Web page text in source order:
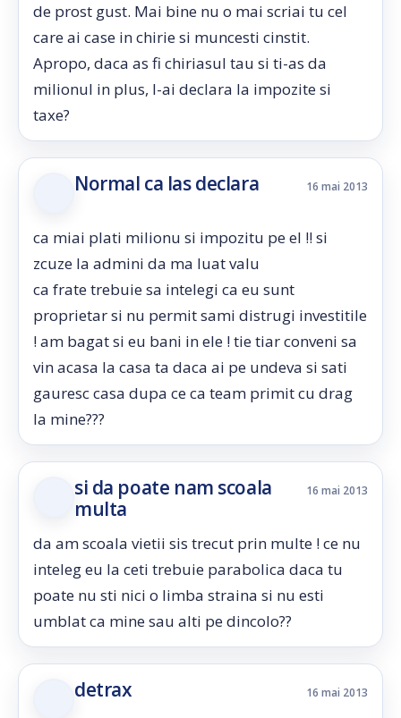
de prost gust. Mai bine nu o mai scriai tu cel
care ai case in chirie si muncesti cinstit.
Apropo, daca as fi chiriasul tau si ti-as da
milionul in plus, l-ai declara la impozite si
taxe?
Normal ca las declara 16 mai 2013
ca miai plati milionu si impozitu pe el !! si
zcuze la admini da ma luat valu
ca frate trebuie sa intelegi ca eu sunt
proprietar si nu permit sami distrugi investitile
! am bagat si eu bani in ele ! tie tiar conveni sa
vin acasa la casa ta daca ai pe undeva si sati
gauresc casa dupa ce ca team primit cu drag
la mine???
si da poate nam scoala
multa
16 mai 2013
da am scoala vietii sis trecut prin multe ! ce nu
inteleg eu la ceti trebuie parabolica daca tu
poate nu sti nici o limba straina si nu esti
umblat ca mine sau alti pe dincolo??
detrax 16 mai 2013